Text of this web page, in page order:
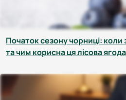
Початок сезону чорниці: коли
та чим корисна ця лісова ягода